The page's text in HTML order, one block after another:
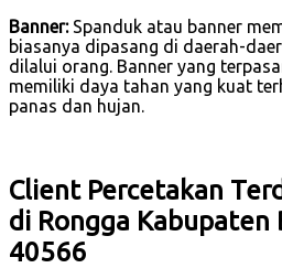
Banner:Spanduk atau banner
biasanya dipasang di daerah-
dilalui orang. Banner yang
memiliki daya tahan yang kuat
panas dan hujan.
Client Percetakan
di Rongga Kabupaten
40566